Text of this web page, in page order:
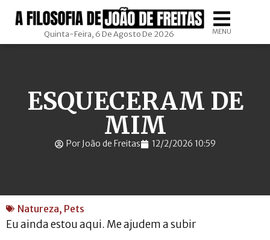
Quinta-Feira, 6 De Agosto De 2026 MENU
ESQUECERAM DE
MIM
Por João de Freitas 12/2/2026 10:59
Natureza, Pets
Eu ainda estou aqui. Me ajudem a subir